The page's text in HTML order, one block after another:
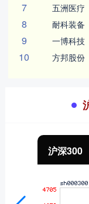
7 五洲医疗
8 耐科装备
9 一博科技
10 方邦股份
沪深300